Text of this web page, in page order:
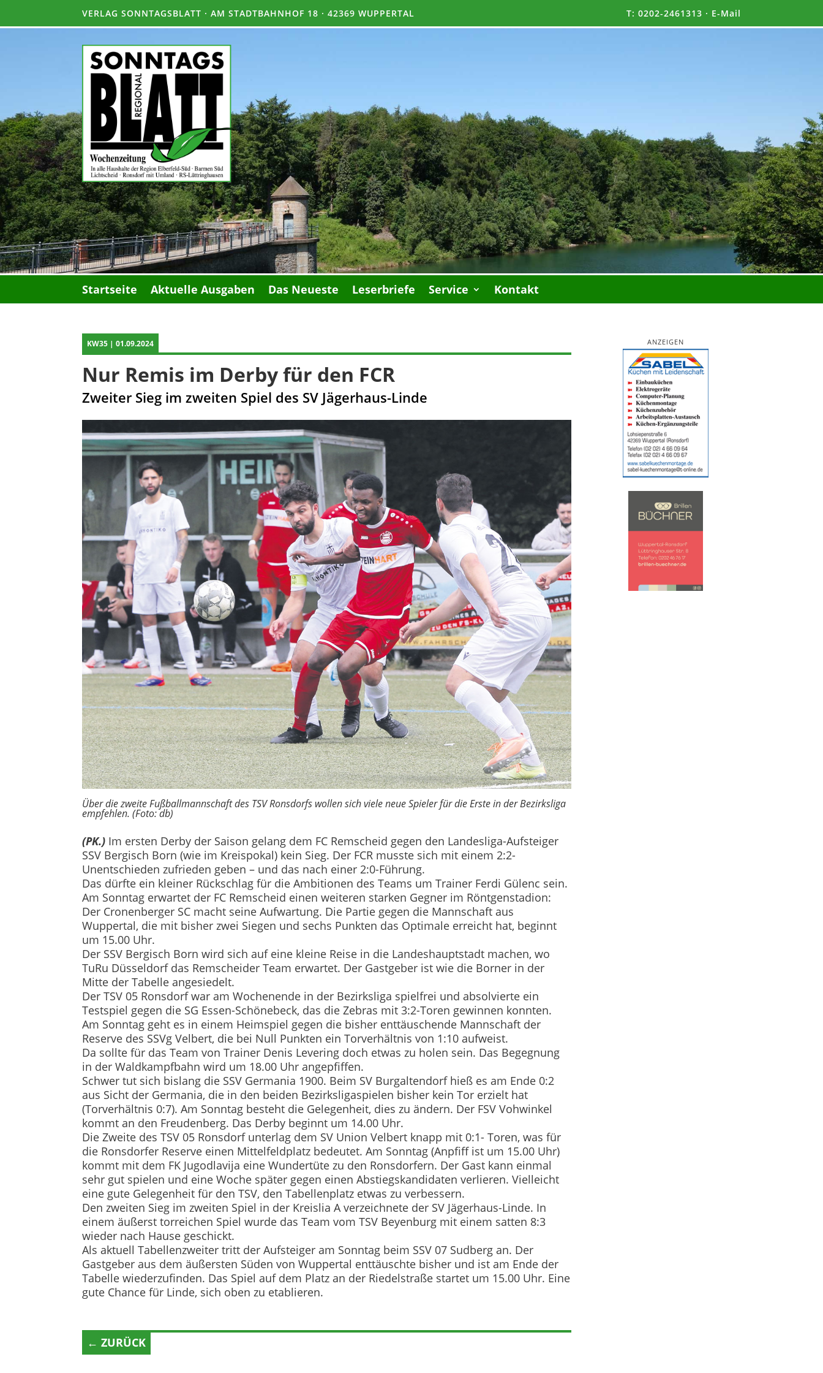
VERLAG SONNTAGSBLATT · AM STADTBAHNHOF 18 · 42369 WUPPERTAL T: 0202-2461313 · E-Mail
Startseite Aktuelle Ausgaben Das Neueste Leserbriefe Service Kontakt
KW35 | 01.09.2024
Nur Remis im Derby für den FCR
Zweiter Sieg im zweiten Spiel des SV Jägerhaus-Linde
Über die zweite Fußballmannschaft des TSV Ronsdorfs wollen sich viele neue Spieler für die Erste in der Bezirksliga
empfehlen. (Foto: db)
(PK.) Im ersten Derby der Saison gelang dem FC Remscheid gegen den Landesliga-Aufsteiger
SSV Bergisch Born (wie im Kreispokal) kein Sieg. Der FCR musste sich mit einem 2:2-
Unentschieden zufrieden geben – und das nach einer 2:0-Führung.
Das dürfte ein kleiner Rückschlag für die Ambitionen des Teams um Trainer Ferdi Gülenc sein.
Am Sonntag erwartet der FC Remscheid einen weiteren starken Gegner im Röntgenstadion:
Der Cronenberger SC macht seine Aufwartung. Die Partie gegen die Mannschaft aus
Wuppertal, die mit bisher zwei Siegen und sechs Punkten das Optimale erreicht hat, beginnt
um 15.00 Uhr.
Der SSV Bergisch Born wird sich auf eine kleine Reise in die Landeshauptstadt machen, wo
TuRu Düsseldorf das Remscheider Team erwartet. Der Gastgeber ist wie die Borner in der
Mitte der Tabelle angesiedelt.
Der TSV 05 Ronsdorf war am Wochenende in der Bezirksliga spielfrei und absolvierte ein
Testspiel gegen die SG Essen-Schönebeck, das die Zebras mit 3:2-Toren gewinnen konnten.
Am Sonntag geht es in einem Heimspiel gegen die bisher enttäuschende Mannschaft der
Reserve des SSVg Velbert, die bei Null Punkten ein Torverhältnis von 1:10 aufweist.
Da sollte für das Team von Trainer Denis Levering doch etwas zu holen sein. Das Begegnung
in der Waldkampfbahn wird um 18.00 Uhr angepfiffen.
Schwer tut sich bislang die SSV Germania 1900. Beim SV Burgaltendorf hieß es am Ende 0:2
aus Sicht der Germania, die in den beiden Bezirksligaspielen bisher kein Tor erzielt hat
(Torverhältnis 0:7). Am Sonntag besteht die Gelegenheit, dies zu ändern. Der FSV Vohwinkel
kommt an den Freudenberg. Das Derby beginnt um 14.00 Uhr.
Die Zweite des TSV 05 Ronsdorf unterlag dem SV Union Velbert knapp mit 0:1- Toren, was für
die Ronsdorfer Reserve einen Mittelfeldplatz bedeutet. Am Sonntag (Anpfiff ist um 15.00 Uhr)
kommt mit dem FK Jugodlavija eine Wundertüte zu den Ronsdorfern. Der Gast kann einmal
sehr gut spielen und eine Woche später gegen einen Abstiegskandidaten verlieren. Vielleicht
eine gute Gelegenheit für den TSV, den Tabellenplatz etwas zu verbessern.
Den zweiten Sieg im zweiten Spiel in der Kreislia A verzeichnete der SV Jägerhaus-Linde. In
einem äußerst torreichen Spiel wurde das Team vom TSV Beyenburg mit einem satten 8:3
wieder nach Hause geschickt.
Als aktuell Tabellenzweiter tritt der Aufsteiger am Sonntag beim SSV 07 Sudberg an. Der
Gastgeber aus dem äußersten Süden von Wuppertal enttäuschte bisher und ist am Ende der
Tabelle wiederzufinden. Das Spiel auf dem Platz an der Riedelstraße startet um 15.00 Uhr. Eine
gute Chance für Linde, sich oben zu etablieren.
← ZURÜCK
ANZEIGEN